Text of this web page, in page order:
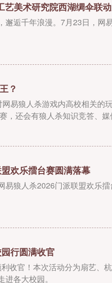
美术研究院西湖绸伞联
逅千年浪漫。7月23日，网
？
易狼人杀游戏内高校相关的
，还会有狼人杀知识竞答、
欢乐擂台赛圆满落幕
狼人杀2026门派联盟欢乐擂
行圆满收官
收官！本次活动分为扇艺、
各大校园。